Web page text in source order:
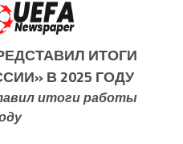
ИТОГИ
В 2025 ГОДУ
итоги работы